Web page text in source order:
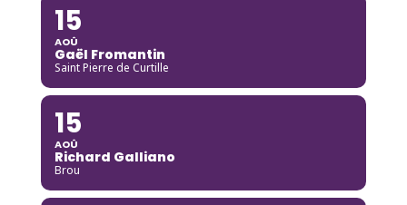
15
AOÛ
Gaël Fromantin
Saint Pierre de Curtille
15
AOÛ
Richard Galliano
Brou